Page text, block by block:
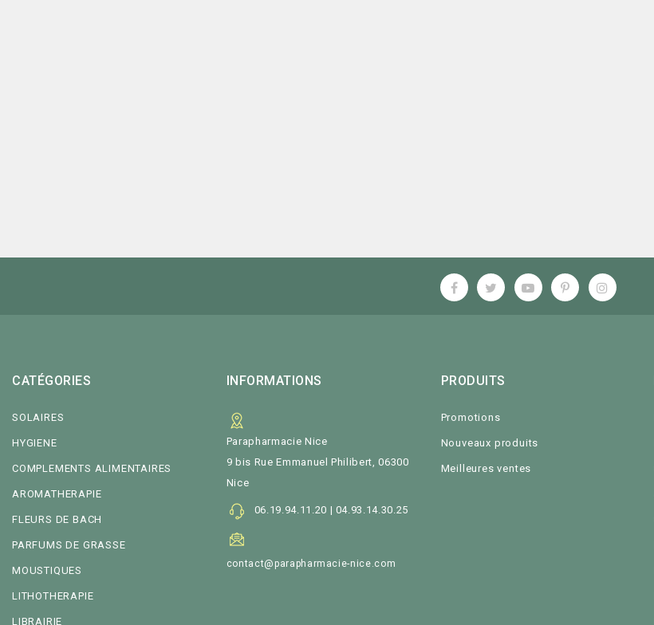
CATÉGORIES
SOLAIRES
HYGIENE
COMPLEMENTS ALIMENTAIRES
AROMATHERAPIE
FLEURS DE BACH
PARFUMS DE GRASSE
MOUSTIQUES
LITHOTHERAPIE
LIBRAIRIE
INFORMATIONS
Parapharmacie Nice
9 bis Rue Emmanuel Philibert, 06300
Nice
06.19.94.11.20 | 04.93.14.30.25
contact@parapharmacie-nice.com
PRODUITS
Promotions
Nouveaux produits
Meilleures ventes